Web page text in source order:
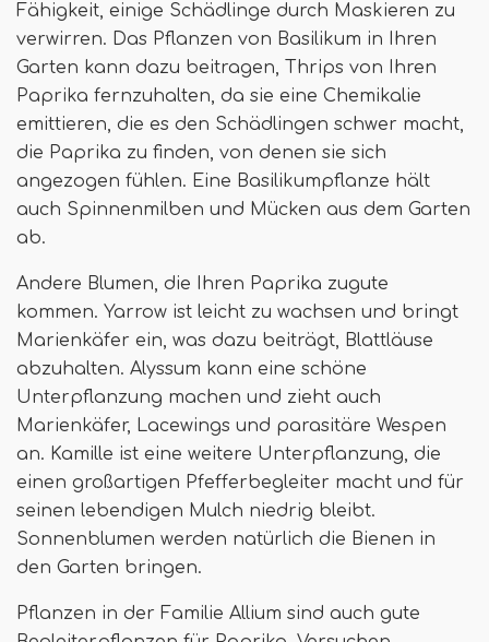
Fähigkeit, einige Schädlinge durch Maskieren zu
verwirren. Das Pflanzen von Basilikum in Ihren
Garten kann dazu beitragen, Thrips von Ihren
Paprika fernzuhalten, da sie eine Chemikalie
emittieren, die es den Schädlingen schwer macht,
die Paprika zu finden, von denen sie sich
angezogen fühlen. Eine Basilikumpflanze hält
auch Spinnenmilben und Mücken aus dem Garten
ab.
Andere Blumen, die Ihren Paprika zugute
kommen. Yarrow ist leicht zu wachsen und bringt
Marienkäfer ein, was dazu beiträgt, Blattläuse
abzuhalten. Alyssum kann eine schöne
Unterpflanzung machen und zieht auch
Marienkäfer, Lacewings und parasitäre Wespen
an. Kamille ist eine weitere Unterpflanzung, die
einen großartigen Pfefferbegleiter macht und für
seinen lebendigen Mulch niedrig bleibt.
Sonnenblumen werden natürlich die Bienen in
den Garten bringen.
Pflanzen in der Familie Allium sind auch gute